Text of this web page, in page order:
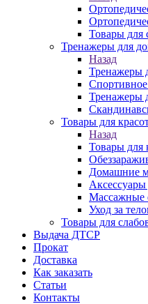
Товары для
Тренажеры для
Назад
Тренажеры
Тренажеры
Товары для
Назад
Товары для
Домашние
Аксессуары
Массажные
Уход за
Товары для
Выдача ДТСР
Прокат
Доставка
Как заказать
Статьи
Контакты